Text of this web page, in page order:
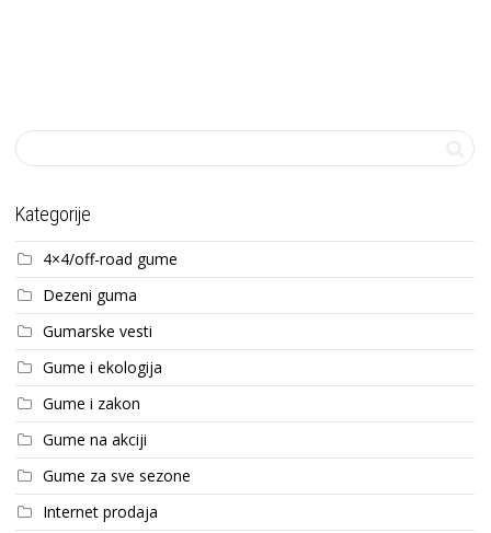
Kategorije
4×4/off-road gume
Dezeni guma
Gumarske vesti
Gume i ekologija
Gume i zakon
Gume na akciji
Gume za sve sezone
Internet prodaja